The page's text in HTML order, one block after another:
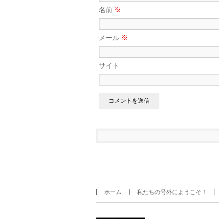
名前 ※
メール ※
サイト
ホーム 私たちの号外にようこそ！